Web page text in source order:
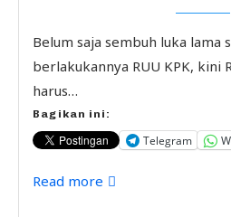
Belum saja sembuh luka lama
berlakukannya RUU KPK, kini
harus…
Bagikan ini:
Telegram
Read more